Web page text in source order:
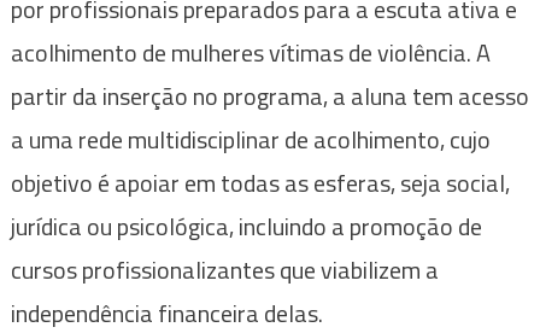
por profissionais preparados para a escuta ativa e
acolhimento de mulheres vítimas de violência. A
partir da inserção no programa, a aluna tem acesso
a uma rede multidisciplinar de acolhimento, cujo
objetivo é apoiar em todas as esferas, seja social,
jurídica ou psicológica, incluindo a promoção de
cursos profissionalizantes que viabilizem a
independência financeira delas.